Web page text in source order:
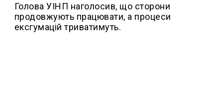
Голова УІНП наголосив, що сторони
продовжують працювати, а процеси
ексгумацій триватимуть.